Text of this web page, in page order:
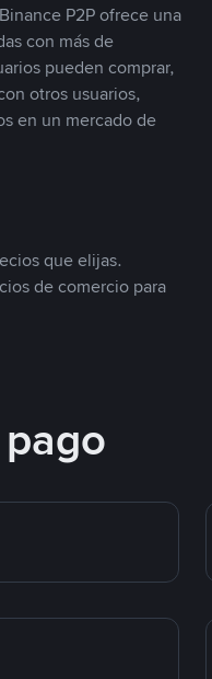
P2P ofrece una
con más de
pueden comprar,
otros usuarios,
en un mercado de
que elijas.
de comercio para